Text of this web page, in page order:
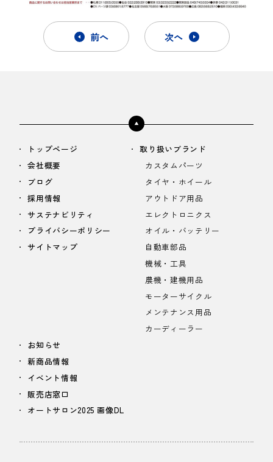
前へ 次へ
トップページ
会社概要
ブログ
採用情報
サステナビリティ
プライバシーポリシー
サイトマップ
取り扱いブランド
カスタムパーツ
タイヤ・ホイール
アウトドア用品
エレクトロニクス
オイル・バッテリー
自動車部品
機械・工具
農機・建機用品
モーターサイクル
メンテナンス用品
カーディーラー
お知らせ
新商品情報
イベント情報
販売店窓口
オートサロン2025 画像DL